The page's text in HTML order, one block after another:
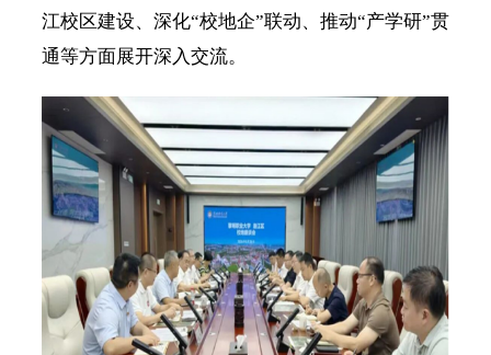
江校区建设、深化“校地企”联动、推动“产学研”贯
通等方面展开深入交流。